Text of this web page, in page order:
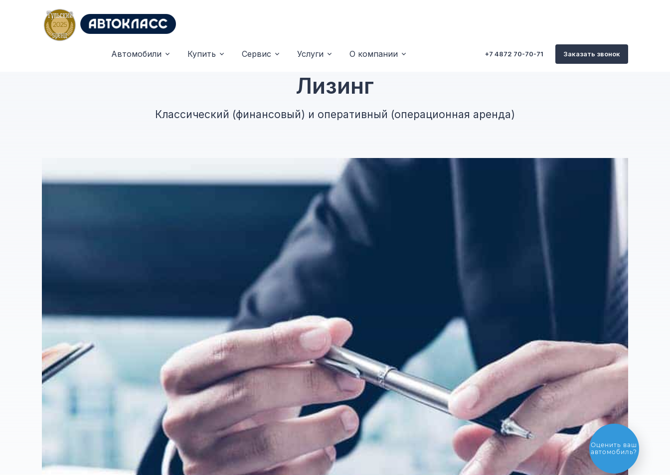
Автомобили Купить Сервис Услуги О компании +7 4872 70-70-71 Заказать звонок
Лизинг
Классический (финансовый) и оперативный (операционная аренда)
обмен
автомобиля